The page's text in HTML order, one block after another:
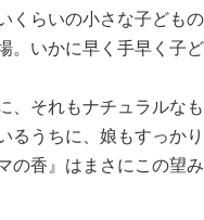
くらいの小さな子ども
。いかに早く手早く子
、それもナチュラル
るうちに、娘もすっか
の香』はまさにこの望